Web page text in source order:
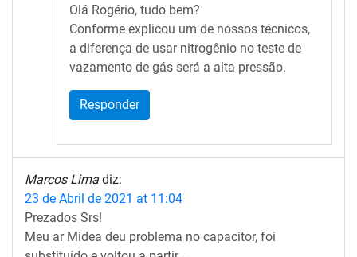
Olá Rogério, tudo bem?
Conforme explicou um de nossos técnicos,
a diferença de usar nitrogênio no teste de
vazamento de gás será a alta pressão.
Responder
Marcos Lima diz:
23 de Abril de 2021 at 11:04
Prezados Srs!
Meu ar Midea deu problema no capacitor, foi